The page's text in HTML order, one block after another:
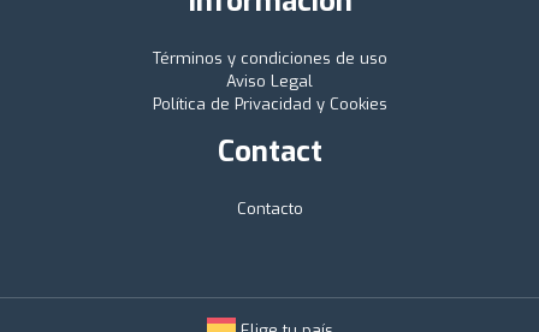
Términos y condiciones de uso
Aviso Legal
Política de Privacidad y Cookies
Contact
Contacto